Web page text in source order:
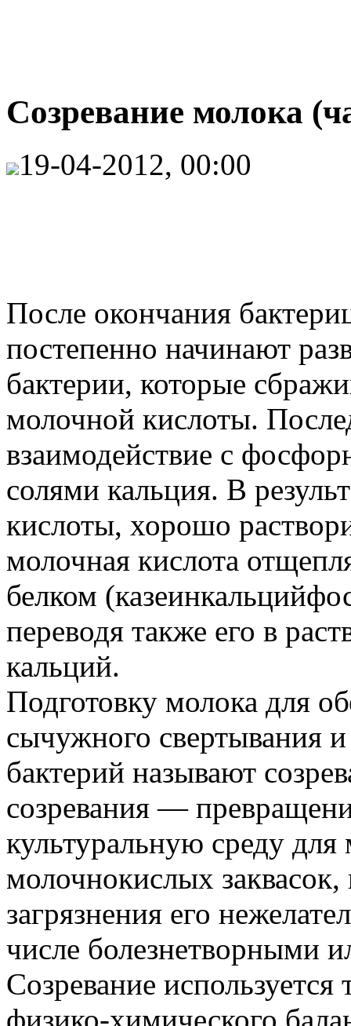
Созревание молока
19-04-2012, 00:00
После окончания
постепенно начинают
бактерии, которые
молочной кислоты.
взаимодействие с
солями кальция. В
кислоты, хорошо
молочная кислота
белком
переводя также его в
кальций.
Подготовку молока для
сычужного свертывания
бактерий называют
созревания —
культуральную среду
молочнокислых
загрязнения его
числе болезнетворными
Созревание
физико-химического